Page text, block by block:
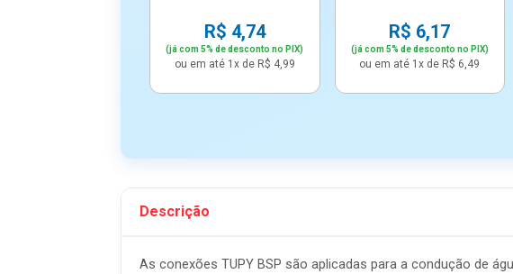
R$ 4,74
(já com 5% de desconto no PIX)
ou em até 1x de R$ 4,99
R$ 6,17
(já com 5% de desconto no PIX)
ou em até 1x de R$ 6,49
Descrição
As conexões TUPY BSP são aplicadas para a condução de